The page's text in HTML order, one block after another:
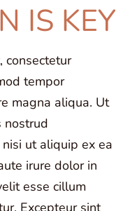
IS KEY
consectetur
tempor
magna aliqua. Ut
nostrud
ut aliquip ex ea
irure dolor in
esse cillum
Excepteur sint